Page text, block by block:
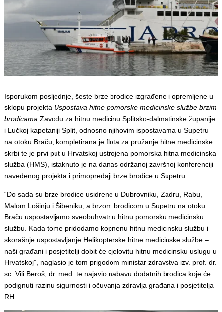
Isporukom posljednje, šeste brze brodice izgrađene i opremljene u
sklopu projekta Uspostava hitne pomorske medicinske službe brzim
brodicama Zavodu za hitnu medicinu Splitsko-dalmatinske županije
i Lučkoj kapetaniji Split, odnosno njihovim ispostavama u Supetru
na otoku Braču, kompletirana je flota za pružanje hitne medicinske
skrbi te je prvi put u Hrvatskoj ustrojena pomorska hitna medicinska
služba (HMS), istaknuto je na danas održanoj završnoj konferenciji
navedenog projekta i primopredaji brze brodice u Supetru.
“Do sada su brze brodice usidrene u Dubrovniku, Zadru, Rabu,
Malom Lošinju i Šibeniku, a brzom brodicom u Supetru na otoku
Braču uspostavljamo sveobuhvatnu hitnu pomorsku medicinsku
službu. Kada tome pridodamo kopnenu hitnu medicinsku službu i
skorašnje uspostavljanje Helikopterske hitne medicinske službe –
naši građani i posjetitelji dobit će cjelovitu hitnu medicinsku uslugu u
Hrvatskoj”, naglasio je tom prigodom ministar zdravstva izv. prof. dr.
sc. Vili Beroš, dr. med. te najavio nabavu dodatnih brodica koje će
podignuti razinu sigurnosti i očuvanja zdravlja građana i posjetitelja
RH.